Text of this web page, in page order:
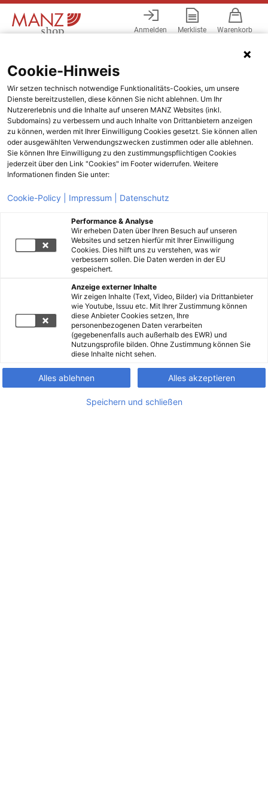
Anmelden Merkliste Warenkorb
Cookie-Hinweis
Wir setzen technisch notwendige Funktionalitäts-Cookies, um unsere
Dienste bereitzustellen, diese können Sie nicht ablehnen. Um Ihr
Nutzererlebnis und die Inhalte auf unseren MANZ Websites (inkl.
Subdomains) zu verbessern und auch Inhalte von Drittanbietern anzeigen
zu können, werden mit Ihrer Einwilligung Cookies gesetzt. Sie können allen
oder ausgewählten Verwendungszwecken zustimmen oder alle ablehnen.
Sie können Ihre Einwilligung zu den zustimmungspflichtigen Cookies
jederzeit über den Link "Cookies" im Footer widerrufen. Weitere
Informationen finden Sie unter:
Cookie-Policy | Impressum | Datenschutz
Performance & Analyse
Wir erheben Daten über Ihren Besuch auf unseren
Websites und setzen hierfür mit Ihrer Einwilligung
Cookies. Dies hilft uns zu verstehen, was wir
verbessern sollen. Die Daten werden in der EU
gespeichert.
Anzeige externer Inhalte
Wir zeigen Inhalte (Text, Video, Bilder) via Drittanbieter
wie Youtube, Issuu etc. Mit Ihrer Zustimmung können
diese Anbieter Cookies setzen, Ihre
personenbezogenen Daten verarbeiten
(gegebenenfalls auch außerhalb des EWR) und
Nutzungsprofile bilden. Ohne Zustimmung können Sie
diese Inhalte nicht sehen.
Alles ablehnen Alles akzeptieren
Speichern und schließen